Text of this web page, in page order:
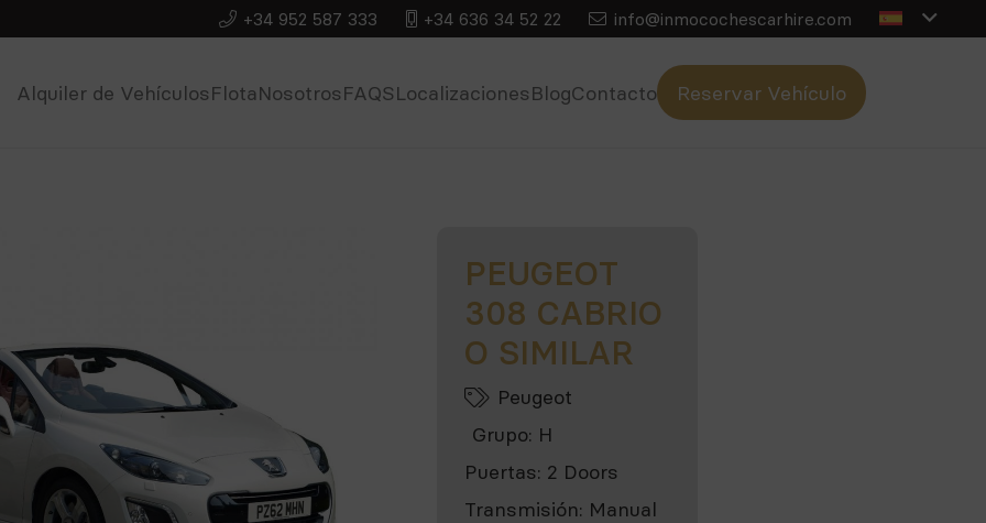
+34 952 587 333 +34 636 34 52 22 info@inmocochescarhire.com
Alquiler de VehículosFlotaNosotrosFAQSLocalizacionesBlogContacto Reservar Vehículo
PEUGEOT
308 CABRIO
O SIMILAR
Peugeot
Grupo: H
Puertas: 2 Doors
Transmisión: Manual